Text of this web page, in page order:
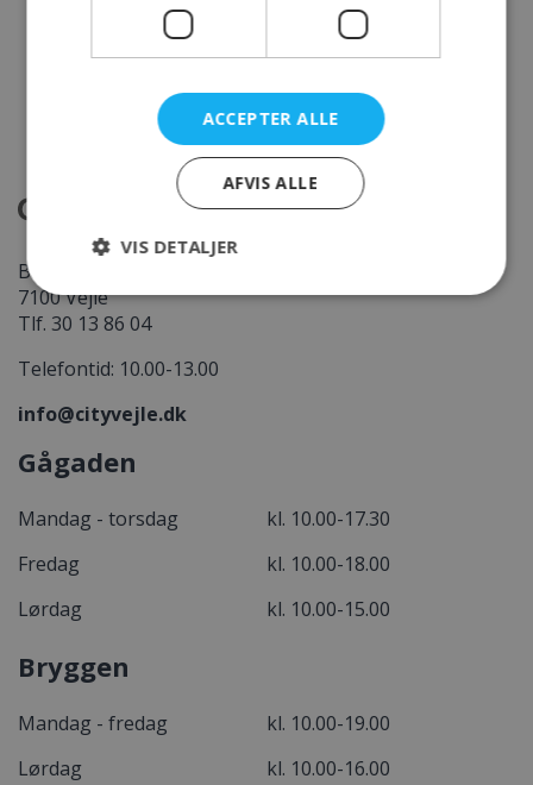
Banegårdspladsen 6, 2. sal
7100 Vejle
Tlf. 30 13 86 04
Telefontid: 10.00-13.00
info@cityvejle.dk
Gågaden
Mandag - torsdag
kl. 10.00-17.30
Fredag
kl. 10.00-18.00
Lørdag
kl. 10.00-15.00
Bryggen
Mandag - fredag
kl. 10.00-19.00
Lørdag
kl. 10.00-16.00
ACCEPTER ALLE
AFVIS ALLE
VIS DETALJER